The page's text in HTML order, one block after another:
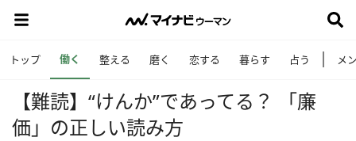
トップ 働く 整える 磨く 恋する 暮らす 占う メ
【難読】“けんか”であってる？ 「廉
価」の正しい読み方